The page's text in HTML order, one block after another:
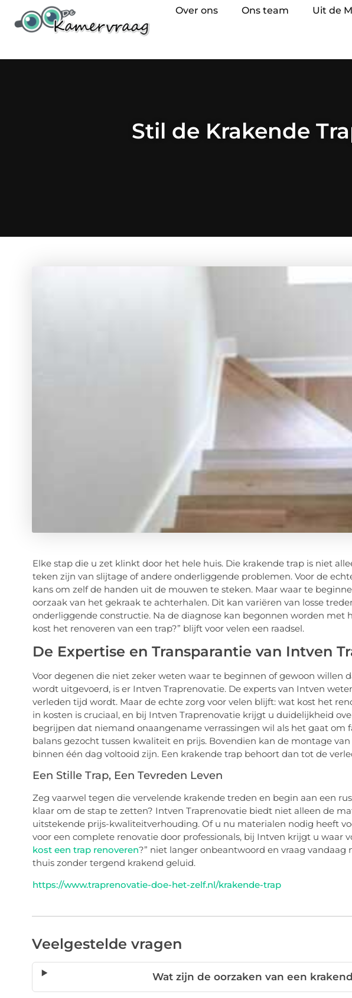
Over ons Ons team Uit de
Stil de Krakende
Elke stap die u zet klinkt door het hele huis. Die krakende trap is niet
teken zijn van slijtage of andere onderliggende problemen. Voor de
kans om zelf de handen uit de mouwen te steken. Maar waar te
oorzaak van het gekraak te achterhalen. Dit kan variëren van losse
onderliggende constructie. Na de diagnose kan begonnen worden met
kost het renoveren van een trap?” blijft voor velen een raadsel.
De Expertise en Transparantie van Intven
Voor degenen die niet zeker weten waar te beginnen of gewoon willen
wordt uitgevoerd, is er Intven Traprenovatie. De experts van Intven
verleden tijd wordt. Maar de echte zorg voor velen blijft: wat kost het
in kosten is cruciaal, en bij Intven Traprenovatie krijgt u duidelijkheid
begrijpen dat niemand onaangename verrassingen wil als het gaat om
balans gezocht tussen kwaliteit en prijs. Bovendien kan de montage
binnen één dag voltooid zijn. Een krakende trap behoort dan tot de
Een Stille Trap, Een Tevreden Leven
Zeg vaarwel tegen die vervelende krakende treden en begin aan een
klaar om de stap te zetten? Intven Traprenovatie biedt niet alleen de
uitstekende prijs-kwaliteitverhouding. Of u nu materialen nodig heeft
voor een complete renovatie door professionals, bij Intven krijgt u waar
kost een trap renoveren?” niet langer onbeantwoord en vraag vandaag
thuis zonder tergend krakend geluid.
https://www.traprenovatie-doe-het-zelf.nl/krakende-trap
Veelgestelde vragen
Wat zijn de oorzaken van een